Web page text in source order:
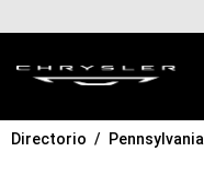
CONTENIDO
IR A
Directorio Pennsylvania